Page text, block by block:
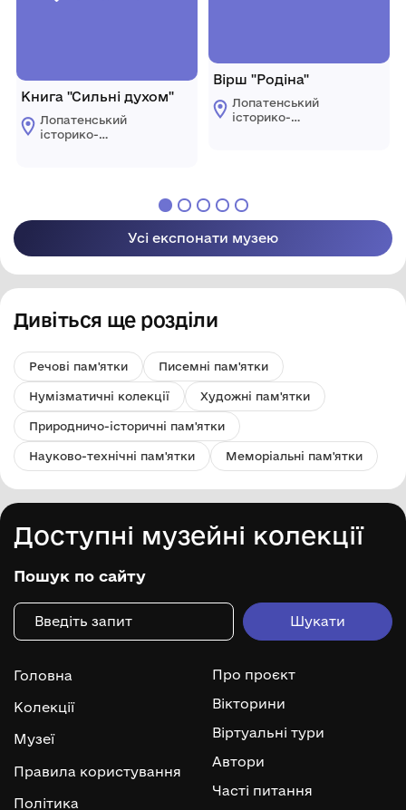
Книга "Сильні духом"
Лопатенський
історико-
Вірш "Родіна"
Лопатенський
історико-
Усі експонати музею
Дивіться ще розділи
Речові пам'ятки Писемні пам'ятки
Нумізматичні колекції Художні пам'ятки
Природничо-історичні пам'ятки
Науково-технічні пам'ятки Меморіальні пам'ятки
Доступні музейні колекції
Пошук по сайту
Головна
Колекції
Музеї
Правила користування
Політика
Про проєкт
Вікторини
Віртуальні тури
Автори
Часті питання